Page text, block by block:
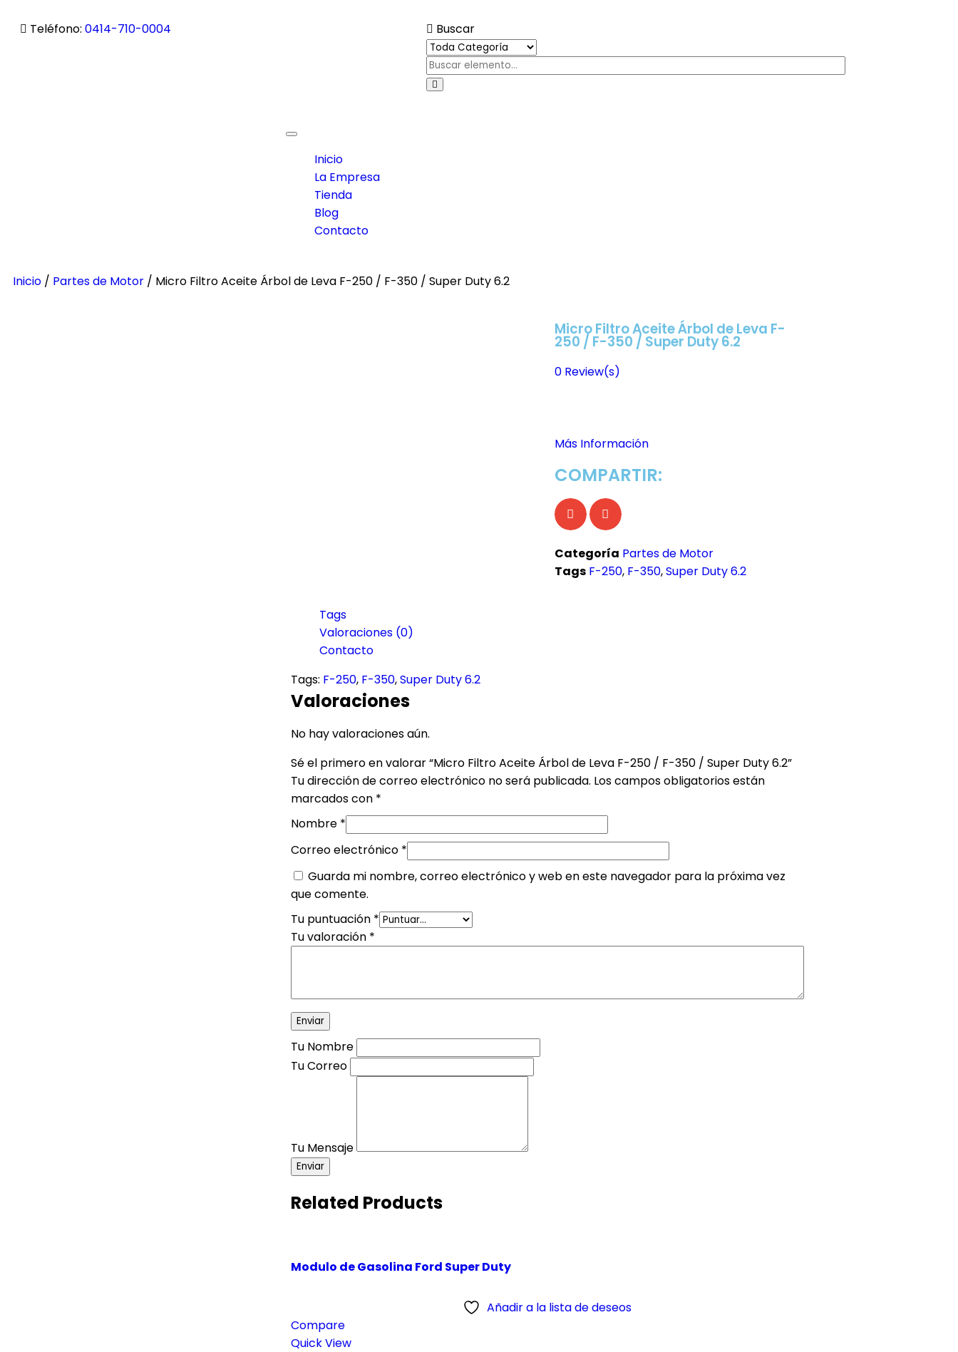
Teléfono: 0414-710-0004 Buscar
Toggle
navigation
Inicio
La Empresa
Tienda
Blog
Contacto
Inicio / Partes de Motor / Micro Filtro Aceite Árbol de Leva F-250 / F-350 / Super Duty 6.2
Micro Filtro Aceite Árbol de Leva F-
250 / F-350 / Super Duty 6.2
0Review(s)
Más Información
COMPARTIR:
Categoría Partes de Motor
Tags F-250, F-350,Super Duty 6.2
Tags
Valoraciones (0)
Contacto
Tags: F-250, F-350,Super Duty 6.2
Valoraciones
No hay valoraciones aún.
Sé el primero en valorar “Micro Filtro Aceite Árbol de Leva F-250 / F-350 / Super Duty 6.2”
Tu dirección de correo electrónico no será publicada. Los campos obligatorios están
marcados con *
Nombre *
Correo electrónico *
Guarda mi nombre, correo electrónico y web en este navegador para la próxima vez
que comente.
Tu puntuación *
Tu valoración *
Tu Nombre
Tu Correo
Tu Mensaje
Enviar
Related Products
Modulo de Gasolina Ford Super Duty
Añadir a la lista de deseos
Compare
Quick View